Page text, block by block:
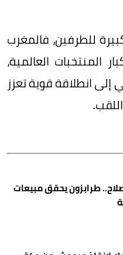
للطرفين، فالمغرب
المنتخبات العالمية،
إلى انطلاقة قوية تعزز
طرابزون يحقق مبيعات